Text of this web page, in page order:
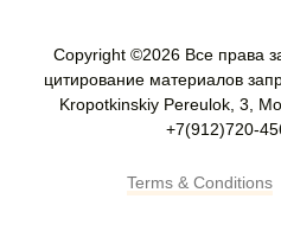
Copyright ©2026 Все права
цитирование материалов
Kropotkinskiy Pereulok, 3,
+7(912)720-
Terms & Conditions